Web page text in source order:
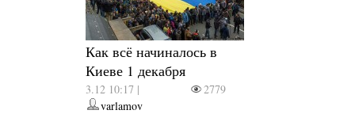
Как всё начиналось в
Киеве 1 декабря
3.12 10:17 |
2779
varlamov